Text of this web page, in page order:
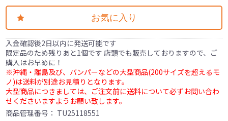
お気に入り
入金確認後2日以内に発送可能です
限定品のため残りあと1個です 店頭でも販売しておりますので、ご
購入はお早めに！
※沖縄・離島及び、バンパーなどの大型商品(200サイズを超えるモ
ノ)は送料が別途お見積りとなります。
大型商品につきましては、ご注文前に送料について必ずお問い合わ
せくださいますようお願い致します。
商品管理番号： TU25118551